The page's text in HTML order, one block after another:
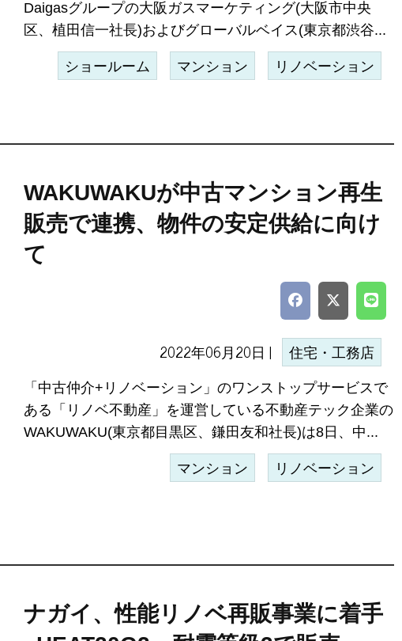
Daigasグループの大阪ガスマーケティング(大阪市中央
区、植田信一社長)およびグローバルベイス(東京都渋谷...
ショールーム マンション リノベーション
WAKUWAKUが中古マンション再生
販売で連携、物件の安定供給に向け
て
2022年06月20日 | 住宅・工務店
「中古仲介+リノベーション」のワンストップサービスで
ある「リノベ不動産」を運営している不動産テック企業の
WAKUWAKU(東京都目黒区、鎌田友和社長)は8日、中...
マンション リノベーション
ナガイ、性能リノベ再販事業に着手